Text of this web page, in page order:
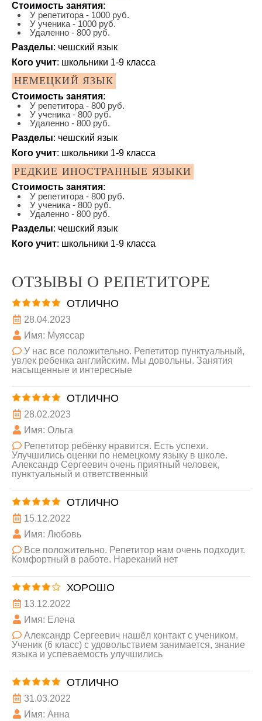
Стоимость занятия:
У репетитора - 1000 руб.
У ученика - 1000 руб.
Удаленно - 800 руб.
Разделы: чешский язык
Кого учит: школьники 1-9 класса
НЕМЕЦКИЙ ЯЗЫК
Стоимость занятия:
У репетитора - 800 руб.
У ученика - 800 руб.
Удаленно - 800 руб.
Разделы: чешский язык
Кого учит: школьники 1-9 класса
РЕДКИЕ ИНОСТРАННЫЕ ЯЗЫКИ
Стоимость занятия:
У репетитора - 800 руб.
У ученика - 800 руб.
Удаленно - 800 руб.
Разделы: чешский язык
Кого учит: школьники 1-9 класса
ОТЗЫВЫ О РЕПЕТИТОРЕ
ОТЛИЧНО
28.04.2023
Имя: Муяссар
У нас все положительно. Репетитор пунктуальный,
увлек ребенка английским. Мы довольны. Занятия
насыщенные и интересные
ОТЛИЧНО
28.02.2023
Имя: Ольга
Репетитор ребёнку нравится. Есть успехи.
Улучшились оценки по немецкому языку в школе.
Александр Сергеевич очень приятный человек,
пунктуальный и ответственный
ОТЛИЧНО
15.12.2022
Имя: Любовь
Все положительно. Репетитор нам очень подходит.
Комфортный в работе. Нареканий нет
ХОРОШО
13.12.2022
Имя: Елена
Александр Сергеевич нашёл контакт с учеником.
Ученик (6 класс) с удовольствием занимается, знание
языка и успеваемость улучшились
ОТЛИЧНО
31.03.2022
Имя: Анна